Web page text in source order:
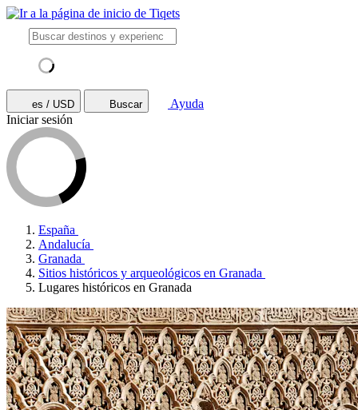
es / USD Buscar
Ayuda
Iniciar sesión
España
Andalucía
Granada
Sitios históricos y arqueológicos en Granada
Lugares históricos en Granada